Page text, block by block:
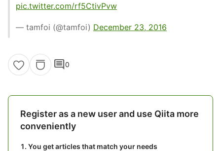
pic.twitter.com/rf5CtivPvw
— tamfoi (@tamfoi) December 23, 2016
comment0
Register as a new user and use Qiita more
conveniently
You get articles that match your needs